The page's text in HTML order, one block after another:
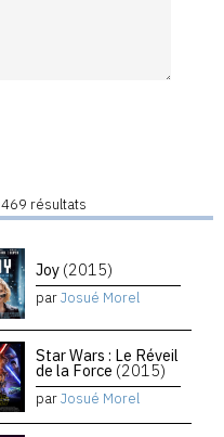
469 résultats
Joy (2015)
parJosué Morel
Star Wars : Le Réveil
de la Force (2015)
parJosué Morel